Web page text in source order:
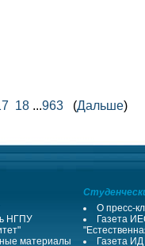
18 ...963 (Дальше)
НГПУ
материалы
О пресс-
Газета
Газета